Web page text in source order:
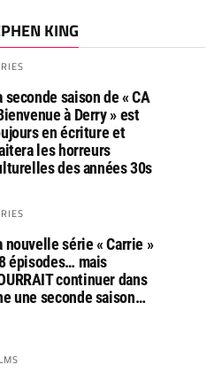
KING
seconde saison de « CA
à Derry » est
en écriture et
les horreurs
des années 30s
nouvelle série « Carrie »
épisodes… mais
continuer dans
une seconde saison…